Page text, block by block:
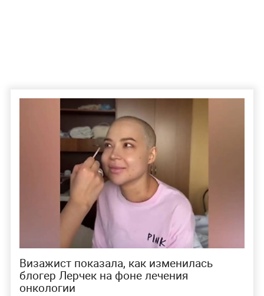
Визажист показала, как изменилась
блогер Лерчек на фоне лечения
онкологии